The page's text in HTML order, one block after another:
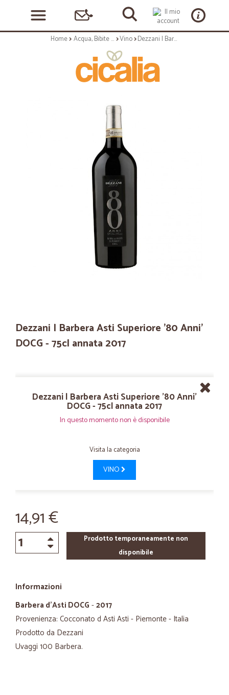
Home Acqua, Bibite e Alcolici Vino Dezzani | Barbera Asti Superiore '80 Anni' DOCG - 75cl annata 2017
Dezzani | Barbera Asti Superiore '80 Anni'
DOCG - 75cl annata 2017
Dezzani | Barbera Asti Superiore '80 Anni'
DOCG - 75cl annata 2017
In questo momento non è disponibile
Visita la categoria
VINO
14,91 €
Prodotto temporaneamente non
disponibile
Informazioni
Barbera d'Asti DOCG -2017
Provenienza: Cocconato d Asti Asti - Piemonte - Italia
Prodotto da Dezzani
Uvaggi 100 Barbera.